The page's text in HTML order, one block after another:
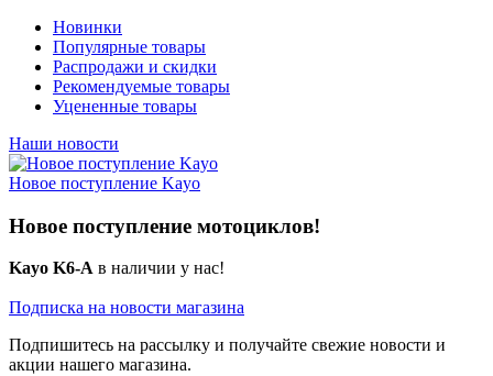
Новинки
Популярные товары
Распродажи и скидки
Рекомендуемые товары
Уцененные товары
Наши новости
Новое поступление Kayo
Новое поступление мотоциклов!
Kayo K6-A в наличии у нас!
Подписка на новости магазина
Подпишитесь на рассылку и получайте свежие новости и
акции нашего магазина.